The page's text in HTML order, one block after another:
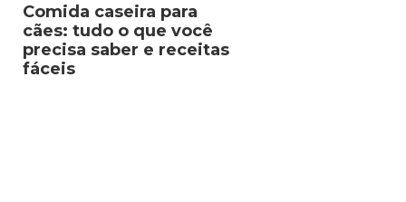
Comida caseira para
cães: tudo o que você
precisa saber e receitas
fáceis